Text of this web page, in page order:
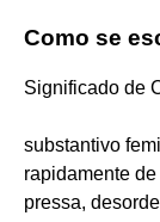
Como se
Significado de
substantivo
rapidamente
pressa,